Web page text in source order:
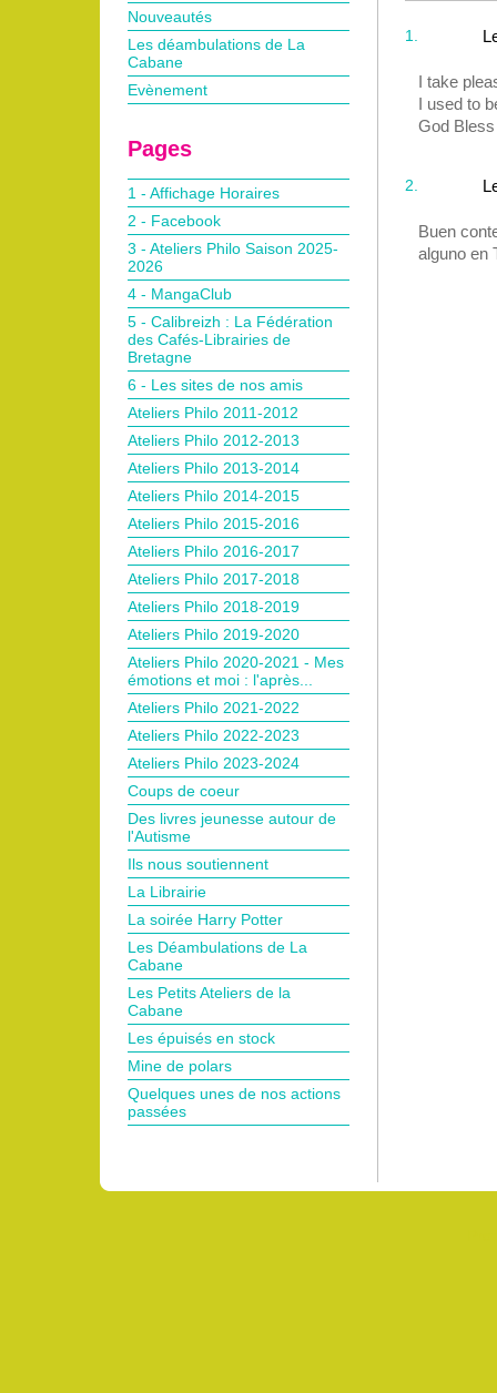
1.
I take
I used to
God
2.
Buen
alguno en
Nouveautés
Les déambulations de La
Cabane
Evènement
Pages
1 - Affichage Horaires
2 - Facebook
3 - Ateliers Philo Saison 2025-
2026
4 - MangaClub
5 - Calibreizh : La Fédération
des Cafés-Librairies de
Bretagne
6 - Les sites de nos amis
Ateliers Philo 2011-2012
Ateliers Philo 2012-2013
Ateliers Philo 2013-2014
Ateliers Philo 2014-2015
Ateliers Philo 2015-2016
Ateliers Philo 2016-2017
Ateliers Philo 2017-2018
Ateliers Philo 2018-2019
Ateliers Philo 2019-2020
Ateliers Philo 2020-2021 - Mes
émotions et moi : l'après...
Ateliers Philo 2021-2022
Ateliers Philo 2022-2023
Ateliers Philo 2023-2024
Coups de coeur
Des livres jeunesse autour de
l'Autisme
Ils nous soutiennent
La Librairie
La soirée Harry Potter
Les Déambulations de La
Cabane
Les Petits Ateliers de la
Cabane
Les épuisés en stock
Mine de polars
Quelques unes de nos actions
passées